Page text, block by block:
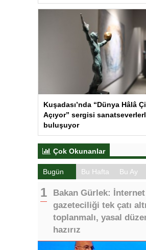
Kuşadası’nda “Dünya Hâlâ
Açıyor” sergisi
buluşuyor
Çok Okunanlar
Bugün Bu Hafta Bu Ay
Bakan Gürlek: İnternet
gazeteciliği tek çatı
toplanmalı, yasal
hazırız